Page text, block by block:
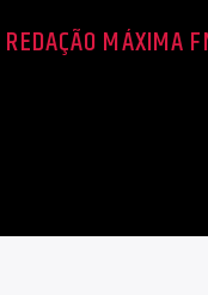
REDAÇÃO MÁXIMA